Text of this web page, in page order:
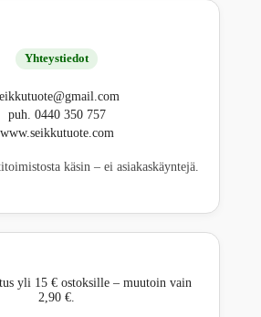
Yhteystiedot
puh. 0440 350 757
www.seikkutuote.com
käsin – ei asiakaskäyntejä.
yli 15 € ostoksille – muutoin vain
2,90 €.